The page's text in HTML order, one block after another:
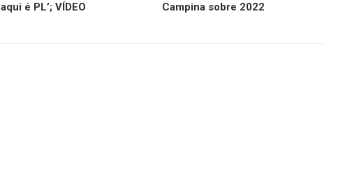
aqui é PL’; VÍDEO
Campina sobre 2022